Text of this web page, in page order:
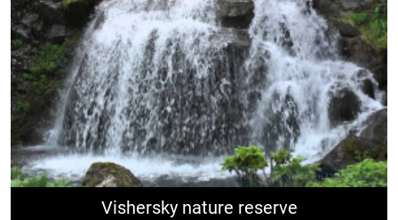
Vishersky nature reserve